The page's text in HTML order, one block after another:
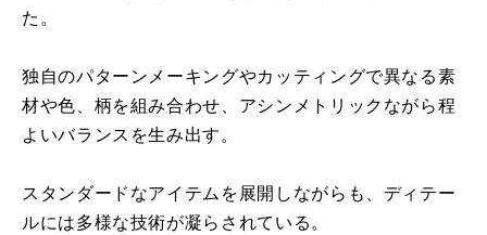
た。
独自のパターンメーキングやカッティングで異なる素
材や色、柄を組み合わせ、アシンメトリックながら程
よいバランスを生み出す。
スタンダードなアイテムを展開しながらも、ディテー
ルには多様な技術が凝らされている。